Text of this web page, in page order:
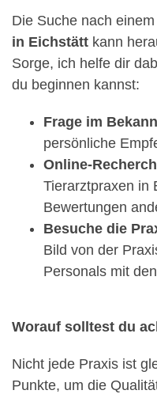
Die Suche nach
in Eichstätt kann
Sorge, ich helfe dir
du beginnen kannst:
Frage im
persönliche
Online-
Tierarztpraxen in
Bewertungen
Besuche die
Bild von der
Personals mit
Worauf solltest du
Nicht jede Praxis ist
Punkte, um die